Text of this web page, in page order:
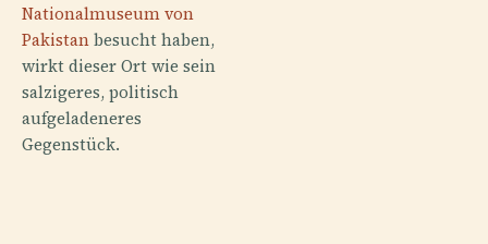
Nationalmuseum von
Pakistanbesucht haben,
wirkt dieser Ort wie sein
salzigeres, politisch
aufgeladeneres
Gegenstück.